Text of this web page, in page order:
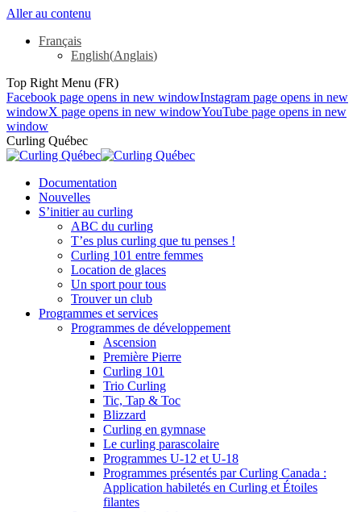
Aller au contenu
Français
English(Anglais)
Top Right Menu (FR)
Facebook page opens in new windowInstagram page opens in new
windowX page opens in new windowYouTube page opens in new
window
Curling Québec
Documentation
Nouvelles
S’initier au curling
ABC du curling
T’es plus curling que tu penses !
Curling 101 entre femmes
Location de glaces
Un sport pour tous
Trouver un club
Programmes et services
Programmes de développement
Ascension
Première Pierre
Curling 101
Trio Curling
Tic, Tap & Toc
Blizzard
Curling en gymnase
Le curling parascolaire
Programmes U-12 et U-18
Programmes présentés par Curling Canada :
Application habiletés en Curling et Étoiles
filantes